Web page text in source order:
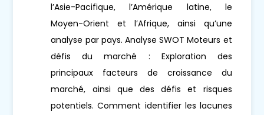
l’Asie-Pacifique, l’Amérique latine, le
Moyen-Orient et l’Afrique, ainsi qu’une
analyse par pays. Analyse SWOT Moteurs et
défis du marché : Exploration des
principaux facteurs de croissance du
marché, ainsi que des défis et risques
potentiels. Comment identifier les lacunes